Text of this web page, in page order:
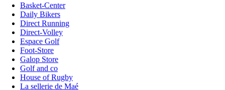
Basket-Center
Daily Bikers
Direct Running
Direct-Volley
Espace Golf
Foot-Store
Galop Store
Golf and co
House of Rugby
La sellerie de Maé